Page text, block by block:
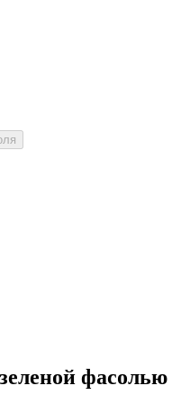
фасолью